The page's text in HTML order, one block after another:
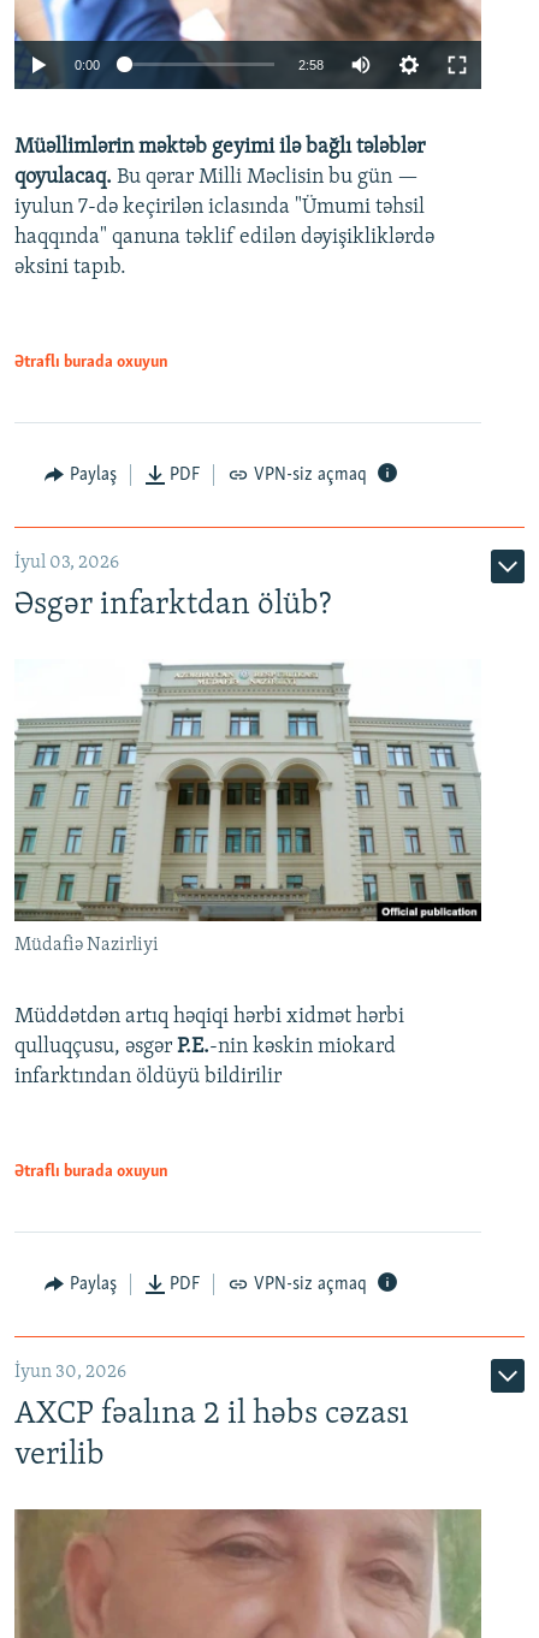
Auto 240p 360p 480p
720p 1080p
0:00 2:58
360p
480p
720p
Müəllimlərin məktəb geyimi ilə bağlı tələblər
qoyulacaq. Bu qərar Milli Məclisin bu gün —
iyulun 7-də keçirilən iclasında "Ümumi təhsil
haqqında" qanuna təklif edilən dəyişikliklərdə
əksini tapıb.
Ətraflı burada oxuyun
Paylaş PDF VPN-siz açmaq
İyul 03, 2026
Əsgər infarktdan ölüb?
Müdafiə Nazirliyi
Müddətdən artıq həqiqi hərbi xidmət hərbi
qulluqçusu, əsgər P.E.-nin kəskin miokard
infarktından öldüyü bildirilir
Ətraflı burada oxuyun
Paylaş PDF VPN-siz açmaq
İyun 30, 2026
AXCP fəalına 2 il həbs cəzası
verilib